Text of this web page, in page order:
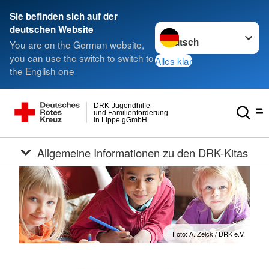
Sie befinden sich auf der
deutschen Website
You are on the German website,
you can use the switch to switch to
the English one
Sprache wechseln zu
Alles klar
in Lippe gGmbH
und Familienförderung
DRK-Jugendhilfe
Allgemeine Informationen zu den DRK-Kitas
Foto: A. Zelck / DRK e.V.